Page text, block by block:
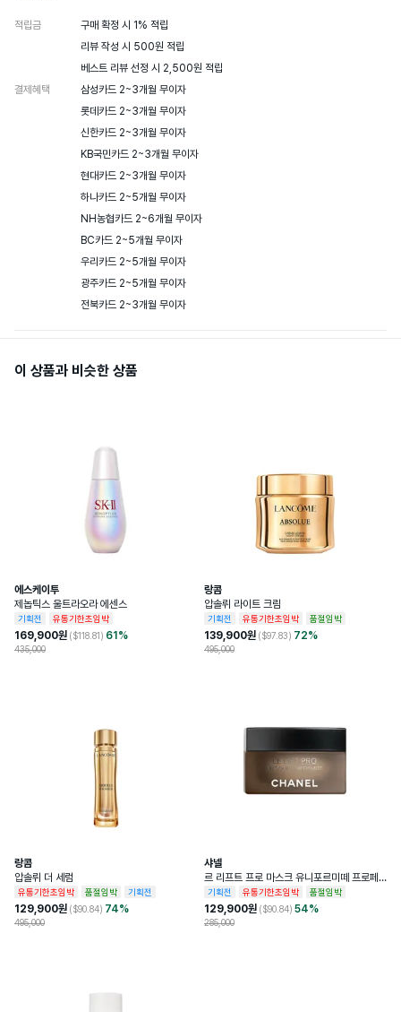
적립금
구매 확정 시 1% 적립
리뷰 작성 시 500원 적립
베스트 리뷰 선정 시 2,500원 적립
결제혜택
삼성카드 2~3개월 무이자
롯데카드 2~3개월 무이자
신한카드 2~3개월 무이자
KB국민카드 2~3개월 무이자
현대카드 2~3개월 무이자
하나카드 2~5개월 무이자
NH농협카드 2~6개월 무이자
BC카드 2~5개월 무이자
우리카드 2~5개월 무이자
광주카드 2~5개월 무이자
전북카드 2~3개월 무이자
이 상품과 비슷한 상품
에스케이투
제놉틱스 울트라오라 에센스
기획전 유통기한초임박
169,900원 ($118.81) 61 %
435,000
랑콤
압솔뤼 라이트 크림
기획전 유통기한초임박 품절임박
139,900원 ($97.83) 72%
495,000
랑콤
압솔뤼 더 세럼
유통기한초임박 품절임박 기획전
129,900원 ($90.84) 74%
495,000
샤넬
르 리프트 프로 마스크 유니포르미떼 프로페
셔널 리프팅 마스크
기획전 유통기한초임박 품절임박
129,900원 ($90.84) 54%
285,000